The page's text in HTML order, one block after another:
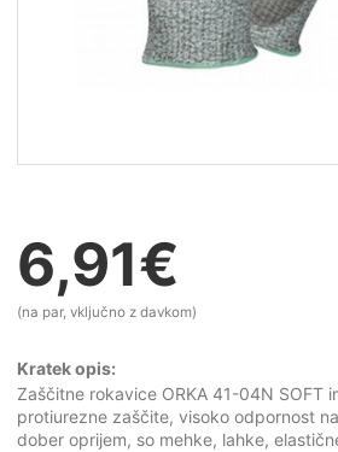
6,91€
(na par, vključno z davkom)
Kratek opis:
Zaščitne rokavice ORKA 41-04N SOFT
protiurezne zaščite, visoko odpornost
dober oprijem, so mehke, lahke,